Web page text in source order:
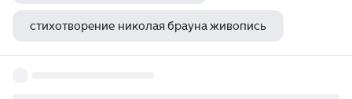
стихотворение николая брауна живопись